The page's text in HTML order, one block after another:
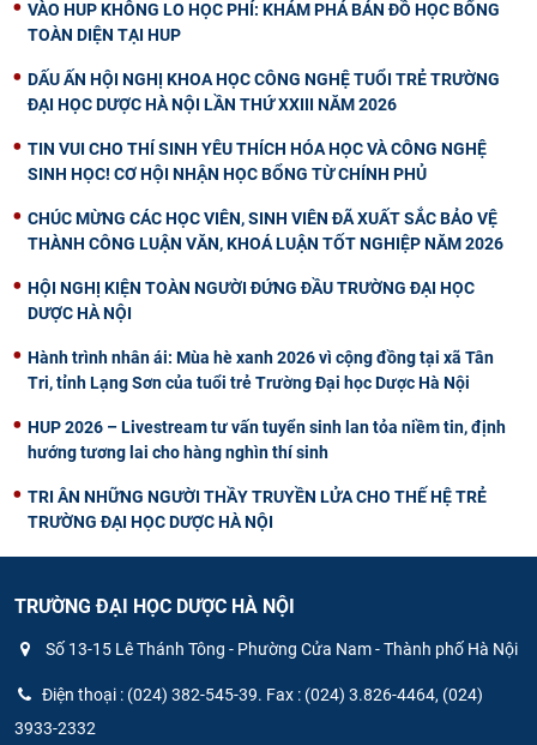
VÀO HUP KHÔNG LO HỌC PHÍ: KHÁM PHÁ BẢN ĐỒ HỌC BỔNG
TOÀN DIỆN TẠI HUP
DẤU ẤN HỘI NGHỊ KHOA HỌC CÔNG NGHỆ TUỔI TRẺ TRƯỜNG
ĐẠI HỌC DƯỢC HÀ NỘI LẦN THỨ XXIII NĂM 2026
TIN VUI CHO THÍ SINH YÊU THÍCH HÓA HỌC VÀ CÔNG NGHỆ
SINH HỌC! CƠ HỘI NHẬN HỌC BỔNG TỪ CHÍNH PHỦ
CHÚC MỪNG CÁC HỌC VIÊN, SINH VIÊN ĐÃ XUẤT SẮC BẢO VỆ
THÀNH CÔNG LUẬN VĂN, KHOÁ LUẬN TỐT NGHIỆP NĂM 2026
HỘI NGHỊ KIỆN TOÀN NGƯỜI ĐỨNG ĐẦU TRƯỜNG ĐẠI HỌC
DƯỢC HÀ NỘI
Hành trình nhân ái: Mùa hè xanh 2026 vì cộng đồng tại xã Tân
Tri, tỉnh Lạng Sơn của tuổi trẻ Trường Đại học Dược Hà Nội
HUP 2026 – Livestream tư vấn tuyển sinh lan tỏa niềm tin, định
hướng tương lai cho hàng nghìn thí sinh
TRI ÂN NHỮNG NGƯỜI THẦY TRUYỀN LỬA CHO THẾ HỆ TRẺ
TRƯỜNG ĐẠI HỌC DƯỢC HÀ NỘI
TRƯỜNG ĐẠI HỌC DƯỢC HÀ NỘI
Số 13-15 Lê Thánh Tông - Phường Cửa Nam - Thành phố Hà Nội
Điện thoại : (024) 382-545-39. Fax : (024) 3.826-4464, (024)
3933-2332